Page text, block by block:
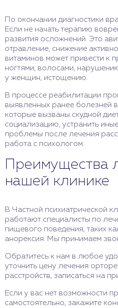
По окончании диагностики
Если не начать терапию
развития осложнений. Это
отравление, снижение
витаминов может привести к
ногтями, волосами,
у женщин, истощению.
В процессе реабилитации
выявленных ранее болезней
которые вызваны скудной
социализацию, устранить
проблемы после лечения
работа с психологом.
Преимущества
нашей клинике
В Частной психиатрической
работают специалисты по
пищевого поведения, таких
анорексия. Мы принимаем
Обратитесь к нам в любое
уточнить цену лечения
расстройств, записаться на
Если у вас нет возможности
самостоятельно, закажите